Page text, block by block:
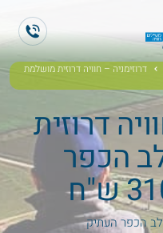
דרוזימניה – חוויה דרוזית מושלמת
דרוזית
הכפר
הכפר העתיק